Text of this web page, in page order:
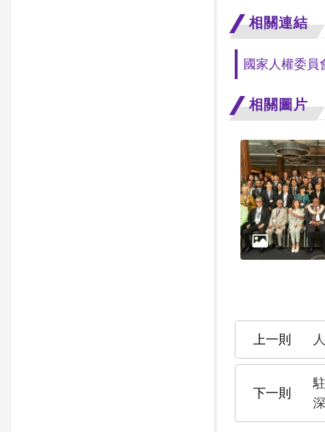
相關連結
國家人權委員
相關圖片